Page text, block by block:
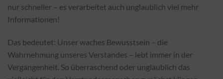
nur schneller – es verarbeitet auch unglaublich viel mehr
Informationen!
Das bedeutet: Unser waches Bewusstsein – die
Wahrnehmung unseres Verstandes – lebt immer in der
Vergangenheit. So überraschend oder unglaublich das